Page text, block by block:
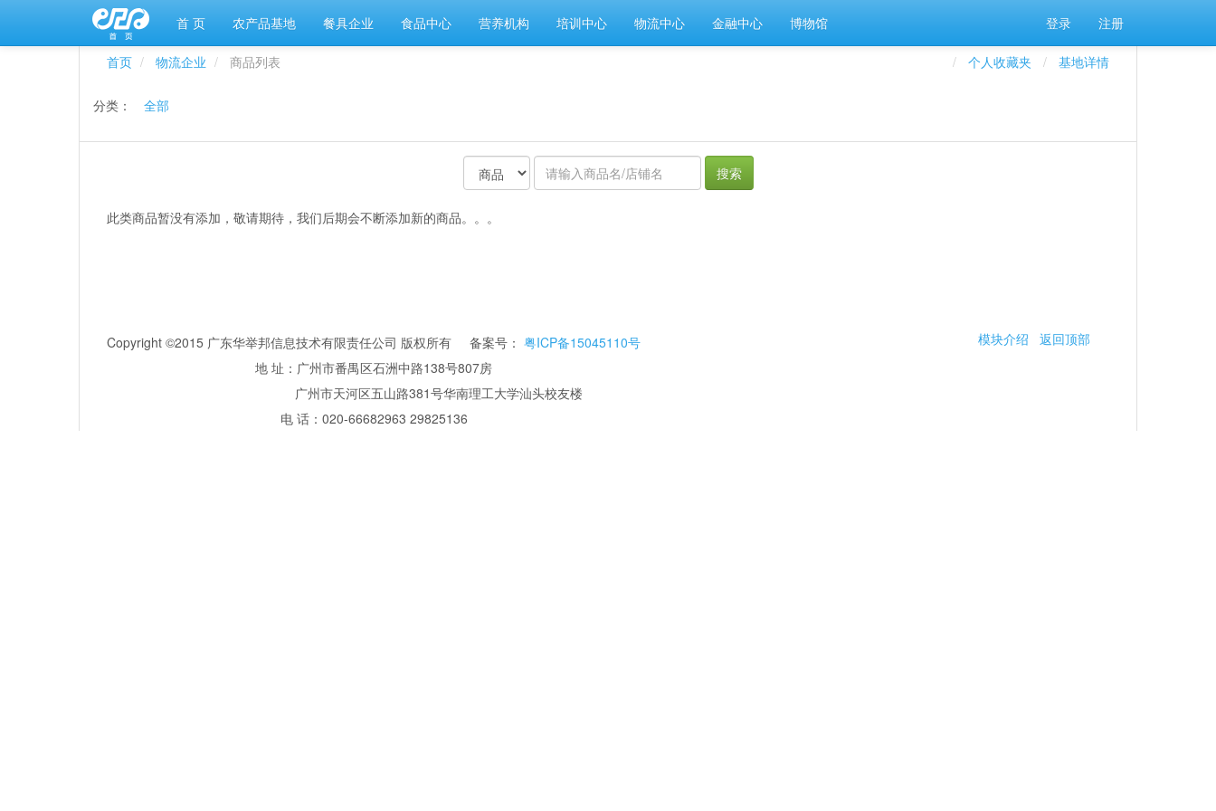
首 页 农产品基地 餐具企业 食品中心 营养机构 培训中心 物流中心 金融中心 博物馆 登录 注册
首页 物流企业 商品列表 基地详情
个人收藏夹
分类： 全部
搜索
此类商品暂没有添加，敬请期待，我们后期会不断添加新的商品。。。
模块介绍 返回顶部
Copyright ©2015 广东华举邦信息技术有限责任公司 版权所有 备案号： 粤ICP备15045110号
地 址：广州市番禺区石洲中路138号807房
广州市天河区五山路381号华南理工大学汕头校友楼
电 话：020-66682963 29825136